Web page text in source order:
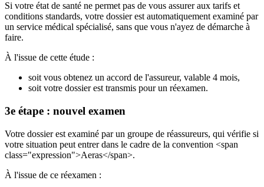
Si votre état de santé ne permet pas de vous assurer aux tarifs et
conditions standards, votre dossier est automatiquement examiné par
un service médical spécialisé, sans que vous n'ayez de démarche à
faire.
À l'issue de cette étude :
soit vous obtenez un accord de l'assureur, valable 4 mois,
soit votre dossier est transmis pour un réexamen.
3e étape : nouvel examen
Votre dossier est examiné par un groupe de réassureurs, qui vérifie si
votre situation peut entrer dans le cadre de la convention <span
class="expression">Aeras</span>.
À l'issue de ce réexamen :